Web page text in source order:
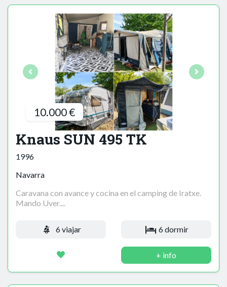
10.000 €
Knaus SUN 495 TK
1996
Navarra
Caravana con avance y cocina en el camping de Iratxe.
Mando Uver....
6 viajar 6 dormir
+ info